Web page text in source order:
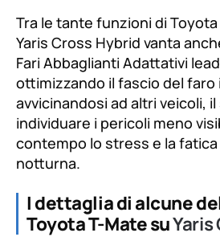
Tra le tante funzioni di
Yaris Cross Hybrid vanta
Fari Abbaglianti Adattativi
ottimizzando il fascio del faro
avvicinandosi ad altri veicoli,
individuare i pericoli meno
contempo lo stress e la fatica
notturna.
I dettaglia di alcune
Toyota T-Mate suYaris